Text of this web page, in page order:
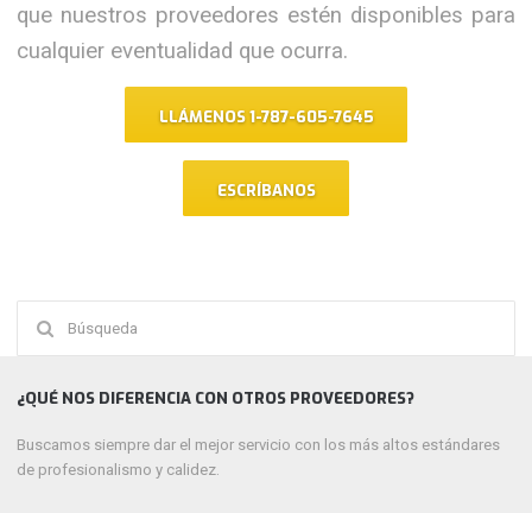
que nuestros proveedores estén disponibles para
cualquier eventualidad que ocurra.
LLÁMENOS 1-787-605-7645
ESCRÍBANOS
¿QUÉ NOS DIFERENCIA CON OTROS PROVEEDORES?
Buscamos siempre dar el mejor servicio con los más altos estándares
de profesionalismo y calidez.